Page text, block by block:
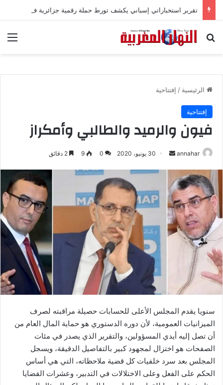
بحث عن
الرئيسية / إفتتاحية
إفتتاحية
فيون والرميد والطالبي وأمكراز
annahar
ل
ب
ر
ي
د
ت
30 يونيو، 2020 0
9
سنويا يقدم المجلس الأعلى للحسابات حصيلة مراقبته لصرف
الميزانيات العمومية، لأن دوره الدستوري هو حماية المال العام من
أن تصل إليه أيدي المسؤولين، والتقرير الذي يصدر في مئات
الصفحات هو اختزال لمجهود كبير بالتفاصيل الدقيقة، ويسجل
المجلس بعد سرد خلفيات كل قضية ملاحظاته، التي هي أساس
الحكم على الفعل وعلى الاختلالات في التدبير، وعشرات القضايا